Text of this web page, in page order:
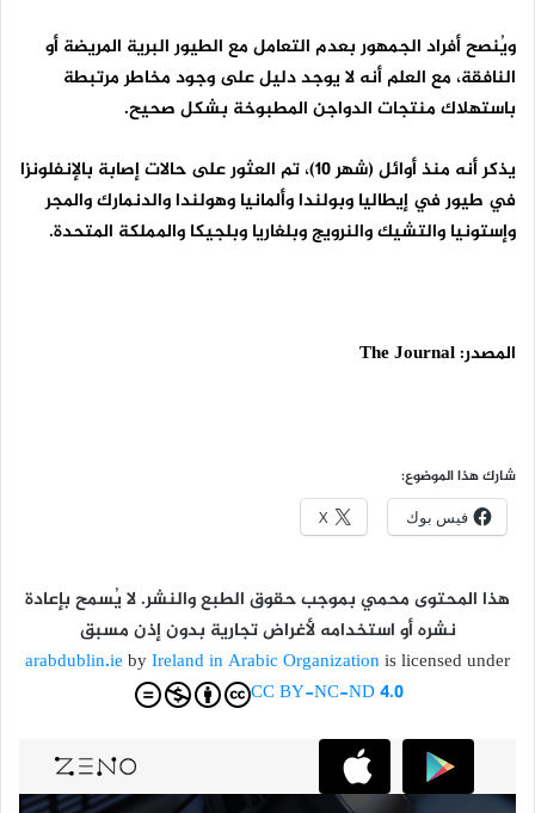
ويُنصح أفراد الجمهور بعدم التعامل مع الطيور البرية المريضة أو
النافقة، مع العلم أنه لا يوجد دليل على وجود مخاطر مرتبطة
باستهلاك منتجات الدواجن المطبوخة بشكل صحيح.
يذكر أنه منذ أوائل (شهر 10)، تم العثور على حالات إصابة بالإنفلونزا
في طيور في إيطاليا وبولندا وألمانيا وهولندا والدنمارك والمجر
وإستونيا والتشيك والنرويج وبلغاريا وبلجيكا والمملكة المتحدة.
المصدر:The Journal
شارك هذا الموضوع:
فيس بوك X
هذا المحتوى محمي بموجب حقوق الطبع والنشر. لا يُسمح بإعادة
نشره أو استخدامه لأغراض تجارية بدون إذن مسبق
arabdublin.ie byIreland in Arabic Organizationis licensed under
CC BY-NC-ND 4.0